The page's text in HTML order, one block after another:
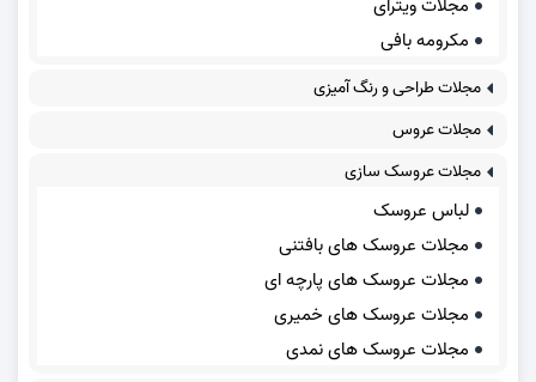
مکرومه بافی
مجلات طراحی و رنگ آمیزی
مجلات عروس
مجلات عروسک سازی
لباس عروسک
مجلات عروسک های بافتنی
مجلات عروسک های پارچه ای
مجلات عروسک های خمیری
مجلات عروسک های نمدی